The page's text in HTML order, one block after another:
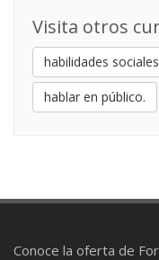
Visita otros
habilidades sociales
hablar en público.
Conoce la oferta de